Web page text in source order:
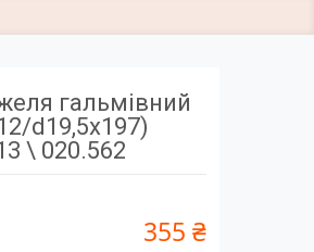
гальмівний
d19,5x197)
\ 020.562
355 ₴